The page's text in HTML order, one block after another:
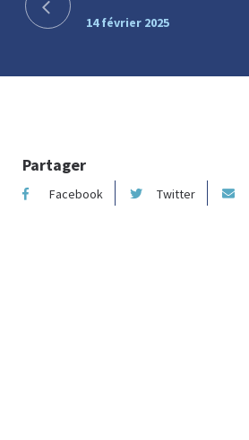
14 février 2025
Partager
Facebook Twitter